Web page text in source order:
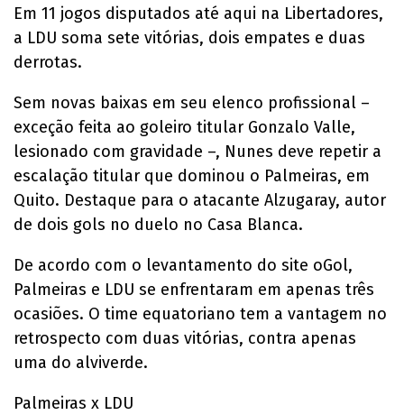
Em 11 jogos disputados até aqui na Libertadores,
a LDU soma sete vitórias, dois empates e duas
derrotas.
Sem novas baixas em seu elenco profissional –
exceção feita ao goleiro titular Gonzalo Valle,
lesionado com gravidade –, Nunes deve repetir a
escalação titular que dominou o Palmeiras, em
Quito. Destaque para o atacante Alzugaray, autor
de dois gols no duelo no Casa Blanca.
De acordo com o levantamento do site oGol,
Palmeiras e LDU se enfrentaram em apenas três
ocasiões. O time equatoriano tem a vantagem no
retrospecto com duas vitórias, contra apenas
uma do alviverde.
Palmeiras x LDU